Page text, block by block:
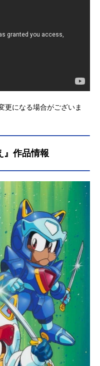
更になる場合がございま
』作品情報